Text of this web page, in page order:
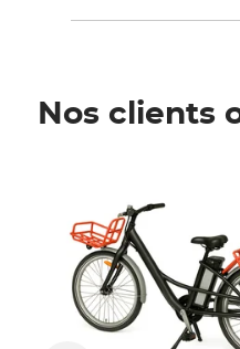
Nos clients